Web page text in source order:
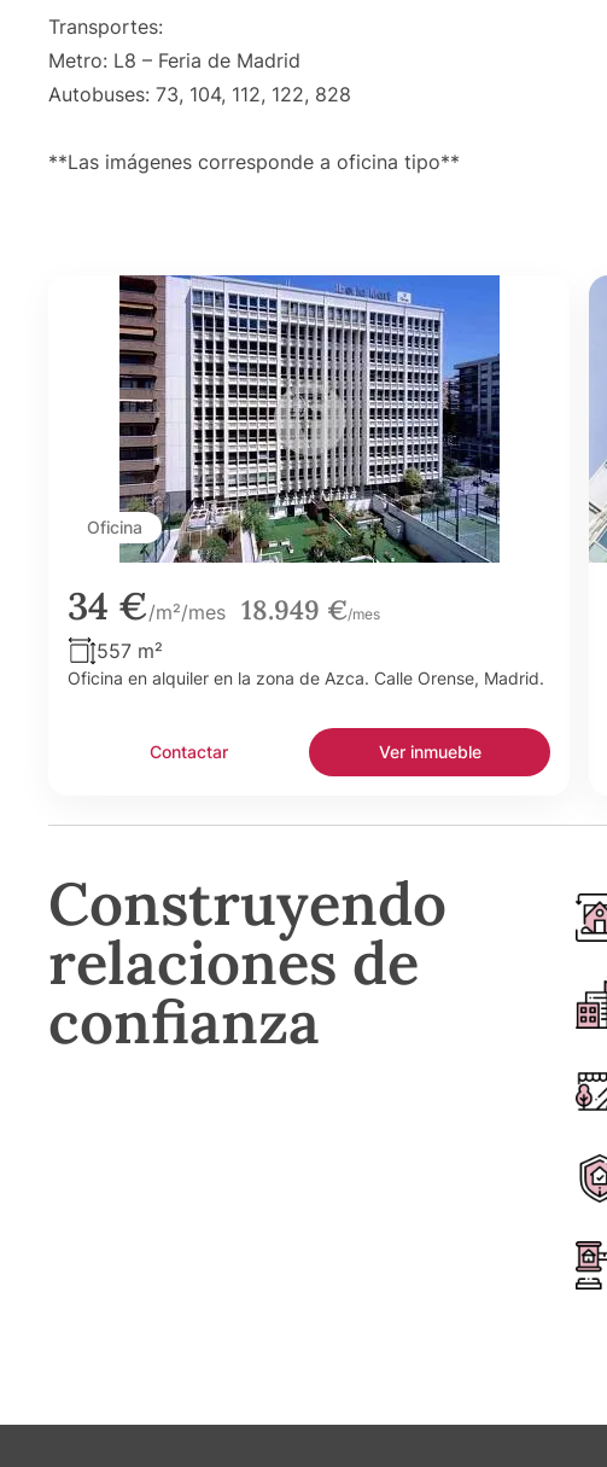
Transportes:
Metro: L8 – Feria de Madrid
Autobuses: 73, 104, 112, 122, 828
**Las imágenes corresponde a oficina tipo**
Oficina
34 €/m²/mes 18.949 €/mes
557 m²
Oficina en alquiler en la zona de Azca. Calle Orense, Madrid.
Contactar Ver inmueble
Construyendo
relaciones de
confianza